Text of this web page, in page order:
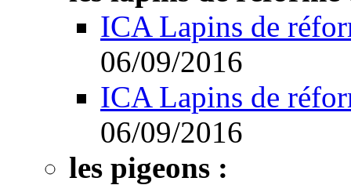
ICA Lapins de
06/09/2016
ICA Lapins de
06/09/2016
les pigeons :